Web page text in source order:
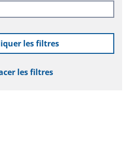
les filtres
les filtres